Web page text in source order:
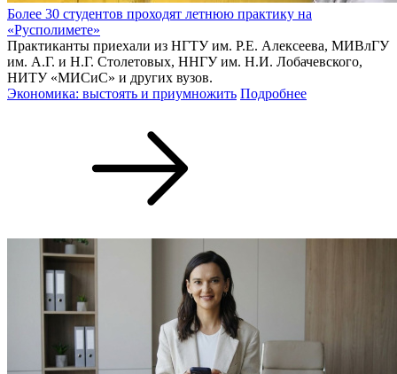
Более 30 студентов проходят летнюю практику на
«Русполимете»
Практиканты приехали из НГТУ им. Р.Е. Алексеева, МИВлГУ
им. А.Г. и Н.Г. Столетовых, ННГУ им. Н.И. Лобачевского,
НИТУ «МИСиС» и других вузов.
Экономика: выстоять и приумножить Подробнее